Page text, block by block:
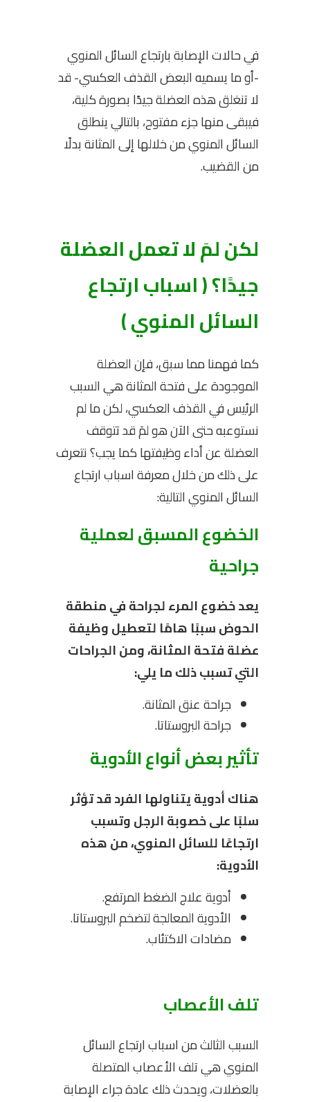
في حالات الإصابة بارتجاع السائل المنوي
-أو ما يسميه البعض القذف العكسي- قد
لا تنغلق هذه العضلة جيدًا بصورة كلية،
فيبقى منها جزء مفتوح، بالتالي ينطلق
السائل المنوي من خلالها إلى المثانة بدلًا
من القضيب.
لكن لمَ لا تعمل العضلة
جيدًا؟ ( اسباب ارتجاع
السائل المنوي )
كما فهمنا مما سبق، فإن العضلة
الموجودة على فتحة المثانة هي السبب
الرئيس في القذف العكسي، لكن ما لم
نستوعبه حتى الآن هو لمَ قد تتوقف
العضلة عن أداء وظيفتها كما يجب؟ نتعرف
على ذلك من خلال معرفة اسباب ارتجاع
السائل المنوي التالية:
الخضوع المسبق لعملية
جراحية
يعد خضوع المرء لجراحة في منطقة
الحوض سببًا هامًا لتعطيل وظيفة
عضلة فتحة المثانة، ومن الجراحات
التي تسبب ذلك ما يلي:
جراحة عنق المثانة.
جراحة البروستاتا.
تأثير بعض أنواع الأدوية
هناك أدوية يتناولها الفرد قد تؤثر
سلبًا على خصوبة الرجل وتسبب
ارتجاعًا للسائل المنوي، من هذه
الأدوية:
أدوية علاج الضغط المرتفع.
الأدوية المعالجة لتضخم البروستاتا.
مضادات الاكتئاب.
تلف الأعصاب
السبب الثالث من اسباب ارتجاع السائل
المنوي هي تلف الأعصاب المتصلة
بالعضلات، ويحدث ذلك عادة جراء الإصابة